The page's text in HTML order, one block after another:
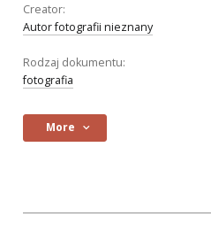
Creator:
Autor fotografii nieznany
Rodzaj dokumentu:
fotografia
More